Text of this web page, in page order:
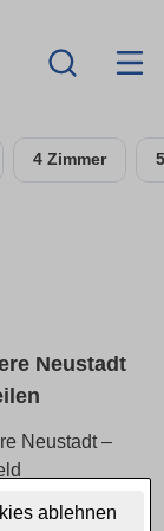
ablehnen
4 Zimmer
Neustadt
Neustadt –
Neustadt